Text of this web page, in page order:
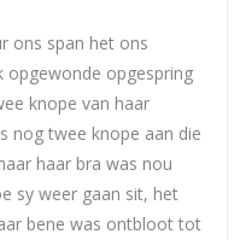
ons span het ons
opgewonde opgespring
knope van haar
nog twee knope aan die
haar bra was nou
sy weer gaan sit, het
bene was ontbloot tot